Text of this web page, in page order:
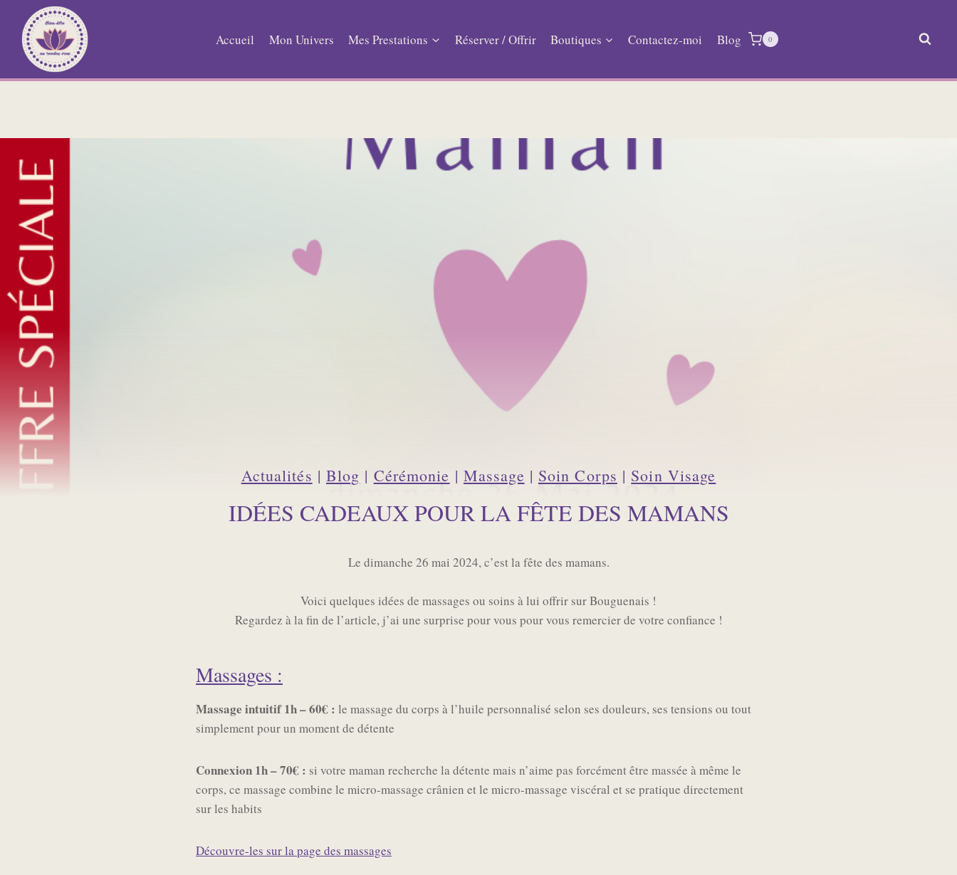
contenu
Accueil Mon Univers Mes Prestations Réserver / Offrir Boutiques Contactez-moi Blog 0
Actualités | Blog | Cérémonie | Massage | Soin Corps | Soin Visage
IDÉES CADEAUX POUR LA FÊTE DES MAMANS
Le dimanche 26 mai 2024, c’est la fête des mamans.
Voici quelques idées de massages ou soins à lui offrir sur Bouguenais !
Regardez à la fin de l’article, j’ai une surprise pour vous pour vous remercier de votre confiance !
Massages :
Massage intuitif 1h – 60€ : le massage du corps à l’huile personnalisé selon ses douleurs, ses tensions ou tout
simplement pour un moment de détente
Connexion 1h – 70€ : si votre maman recherche la détente mais n’aime pas forcément être massée à même le
corps, ce massage combine le micro-massage crânien et le micro-massage viscéral et se pratique directement
sur les habits
Découvre-les sur la page des massages